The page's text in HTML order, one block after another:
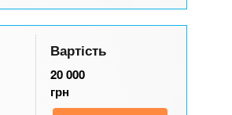
Вартість
20 000
грн